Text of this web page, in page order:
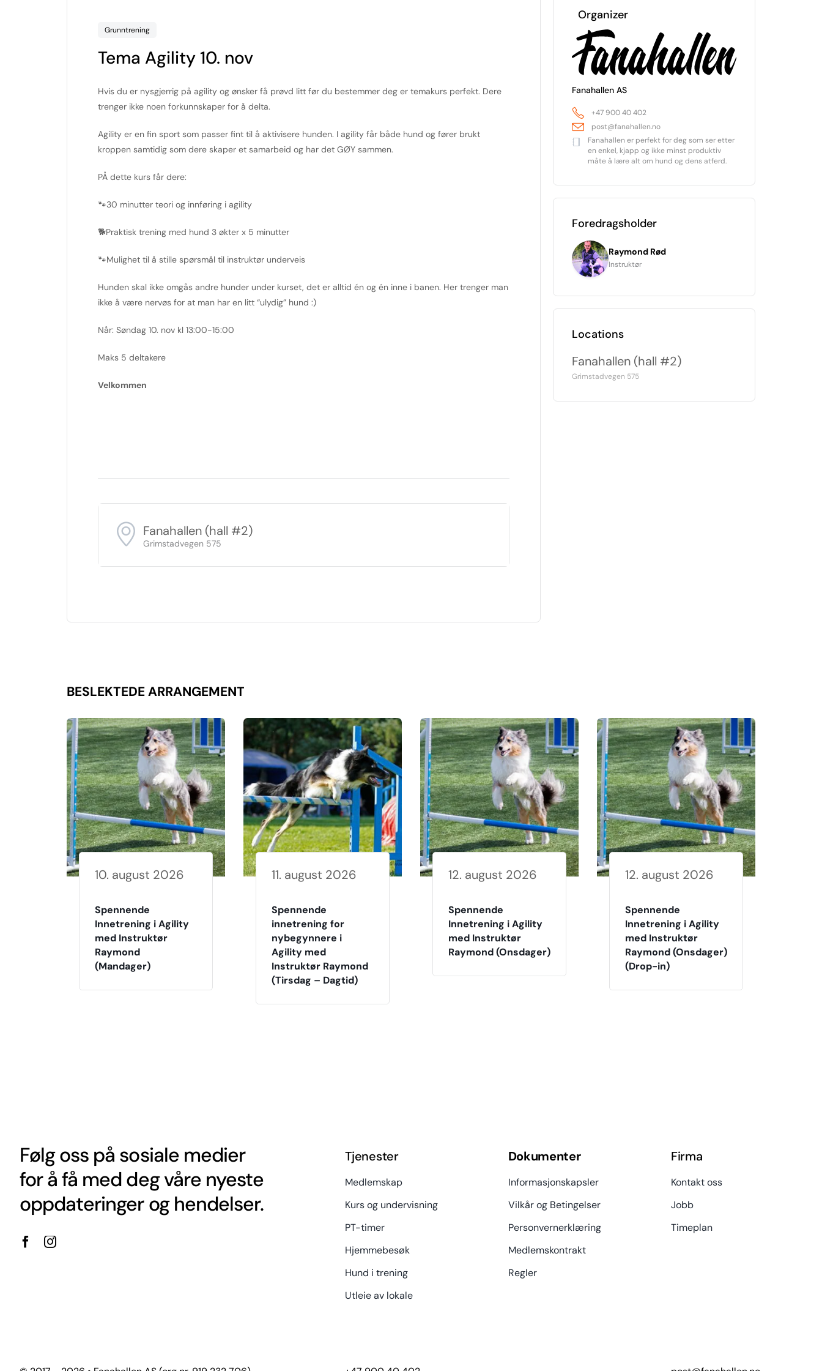
Grunntrening
Tema Agility 10. nov
Hvis du er nysgjerrig på agility og ønsker få prøvd litt før du bestemmer deg er temakurs perfekt. Dere
trenger ikke noen forkunnskaper for å delta.
Agility er en fin sport som passer fint til å aktivisere hunden. I agility får både hund og fører brukt
kroppen samtidig som dere skaper et samarbeid og har det GØY sammen.
PÅ dette kurs får dere:
🐾30 minutter teori og innføring i agility
🐕Praktisk trening med hund 3 økter x 5 minutter
🐾Mulighet til å stille spørsmål til instruktør underveis
Hunden skal ikke omgås andre hunder under kurset, det er alltid én og én inne i banen. Her trenger man
ikke å være nervøs for at man har en litt “ulydig” hund :)
Når: Søndag 10. nov kl 13:00-15:00
Maks 5 deltakere
Velkommen
Fanahallen (hall #2)
Grimstadvegen 575
Organizer
Fanahallen AS
+47 900 40 402
post@fanahallen.no
Fanahallen er perfekt for deg som ser etter
en enkel, kjapp og ikke minst produktiv
måte å lære alt om hund og dens atferd.
Foredragsholder
Raymond Rød
Instruktør
Locations
Fanahallen (hall #2)
Grimstadvegen 575
BESLEKTEDE ARRANGEMENT
10. august 2026
Spennende
Innetrening i Agility
med Instruktør
Raymond
(Mandager)
11. august 2026
Spennende
innetrening for
nybegynnere i
Agility med
Instruktør Raymond
(Tirsdag – Dagtid)
12. august 2026
Spennende
Innetrening i Agility
med Instruktør
Raymond (Onsdager)
12. august 2026
Spennende
Innetrening i Agility
med Instruktør
Raymond (Onsdager)
(Drop-in)
Følg oss på sosiale medier
for å få med deg våre nyeste
oppdateringer og hendelser.
Tjenester
Medlemskap
Kurs og undervisning
PT-timer
Hjemmebesøk
Hund i trening
Utleie av lokale
Dokumenter
Informasjonskapsler
Vilkår og Betingelser
Personvernerklæring
Medlemskontrakt
Regler
Firma
Kontakt oss
Jobb
Timeplan